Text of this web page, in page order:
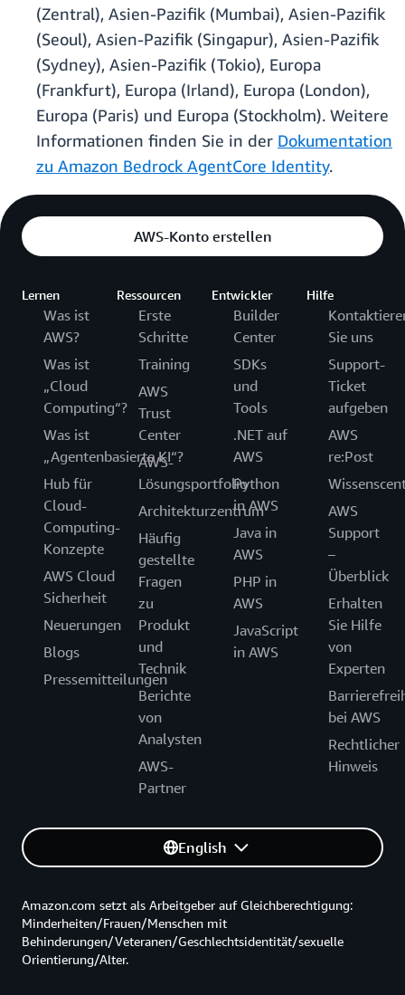
(Zentral), Asien-Pazifik (Mumbai), Asien-Pazifik
(Seoul), Asien-Pazifik (Singapur), Asien-Pazifik
(Sydney), Asien-Pazifik (Tokio), Europa
(Frankfurt), Europa (Irland), Europa (London),
Europa (Paris) und Europa (Stockholm). Weitere
Informationen finden Sie in der Dokumentation
zu Amazon Bedrock AgentCore Identity.
AWS-Konto erstellen
Lernen
Was ist
AWS?
Was ist
„Cloud
Computing“?
Was ist
„Agentenbasierte KI“?
Hub für
Cloud-
Computing-
Konzepte
AWS Cloud
Sicherheit
Neuerungen
Blogs
Pressemitteilungen
Ressourcen
Erste
Schritte
Training
AWS
Trust
Center
AWS-
Lösungsportfolio
Architekturzentrum
Häufig
gestellte
Fragen
zu
Produkt
und
Technik
Berichte
von
Analysten
AWS-
Partner
Entwickler
Builder
Center
SDKs
und
Tools
.NET auf
AWS
Python
in AWS
Java in
AWS
PHP in
AWS
JavaScript
in AWS
Hilfe
Sie uns
Support-
Ticket
aufgeben
AWS
re:Post
AWS
Support
–
Überblick
Erhalten
Sie Hilfe
von
Experten
bei AWS
Rechtlicher
Hinweis
English
Amazon.com setzt als Arbeitgeber auf Gleichberechtigung:
Minderheiten/Frauen/Menschen mit
Behinderungen/Veteranen/Geschlechtsidentität/sexuelle
Orientierung/Alter.